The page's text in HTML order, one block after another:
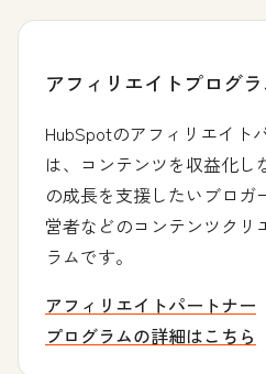
アフィリエイトプログラ
HubSpotのアフィリエイト
は、コンテンツを収益化し
の成長を支援したいブロガ
営者などのコンテンツクリ
ラムです。
アフィリエイトパートナー
プログラムの詳細はこちら